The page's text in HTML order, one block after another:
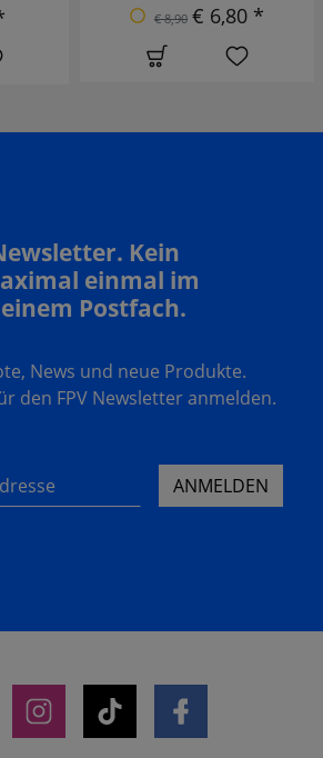
€ 8,90 € 6,80 *
Kein
einmal im
Postfach.
News und neue Produkte.
den FPV Newsletter anmelden.
ANMELDEN